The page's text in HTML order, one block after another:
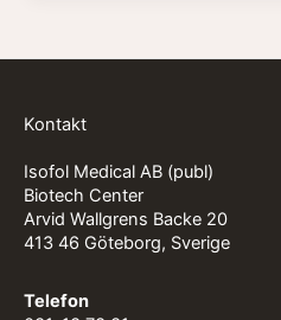
Kontakt
Isofol Medical AB (publ)
Biotech Center
Arvid Wallgrens Backe 20
413 46 Göteborg, Sverige
Telefon